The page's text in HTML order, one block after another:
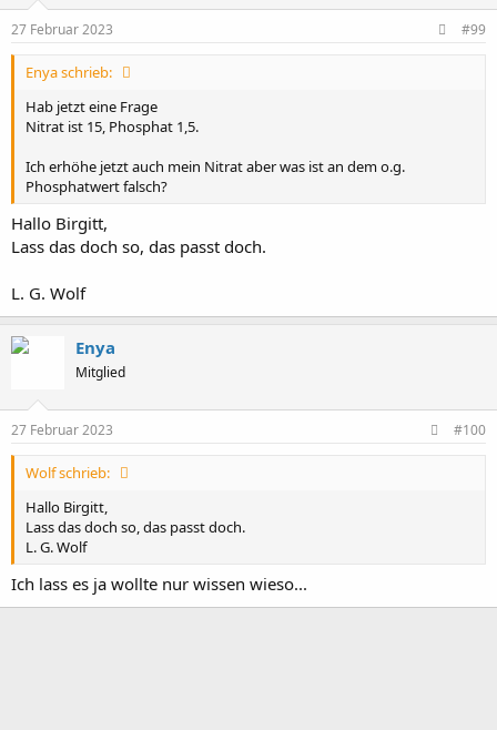
27 Februar 2023 #99
Enya schrieb:
Hab jetzt eine Frage
Nitrat ist 15, Phosphat 1,5.
Ich erhöhe jetzt auch mein Nitrat aber was ist an dem o.g.
Phosphatwert falsch?
Hallo Birgitt,
Lass das doch so, das passt doch.
L. G. Wolf
Enya
Mitglied
27 Februar 2023 #100
Wolf schrieb:
Hallo Birgitt,
Lass das doch so, das passt doch.
L. G. Wolf
Ich lass es ja wollte nur wissen wieso...